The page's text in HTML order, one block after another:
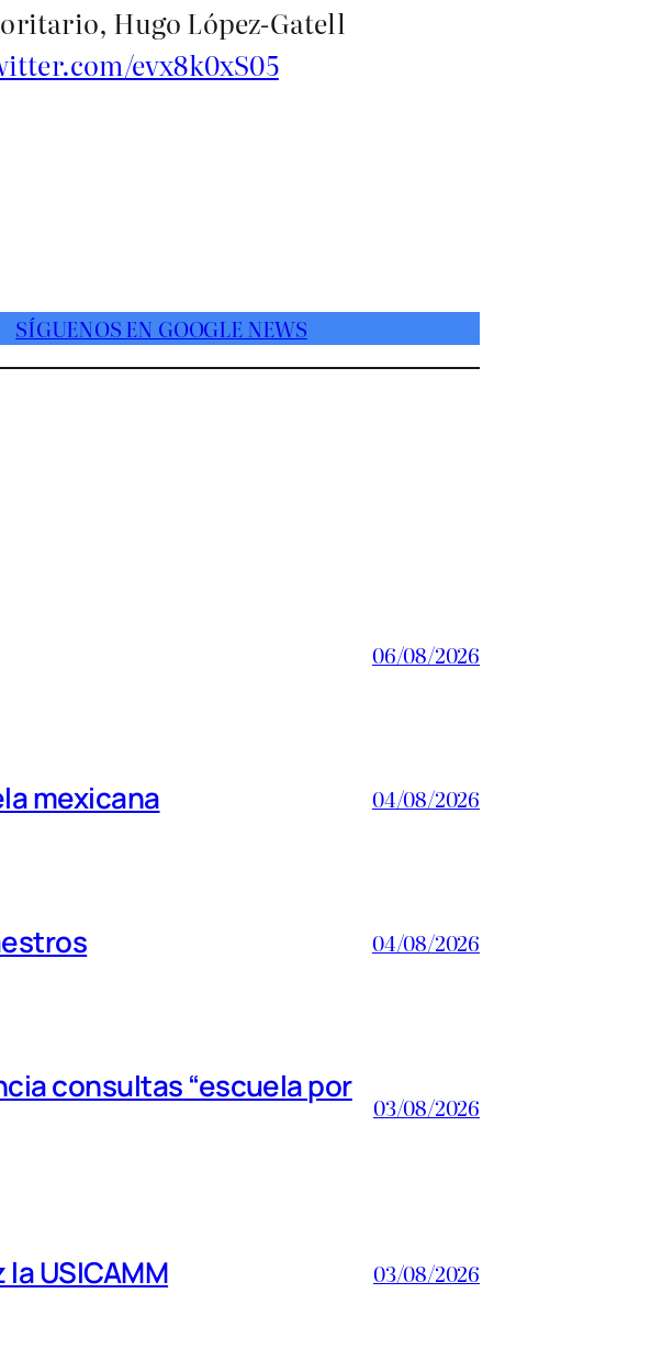
Hugo López-Gatell
evx8k0xS05
SÍGUENOS EN GOOGLE NEWS
06/08/2026
mexicana 04/08/2026
04/08/2026
consultas “escuela por
03/08/2026
USICAMM 03/08/2026